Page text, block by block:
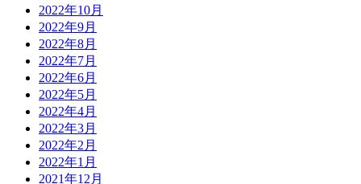
2022年10月
2022年9月
2022年8月
2022年7月
2022年6月
2022年5月
2022年4月
2022年3月
2022年2月
2022年1月
2021年12月